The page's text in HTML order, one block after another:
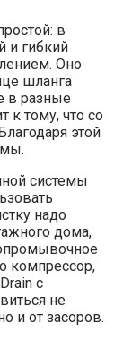
в
и гибкий
Оно
шланга
в разные
к тому, что со
этой
системы
надо
дома,
компрессор,
с
не
и от засоров.